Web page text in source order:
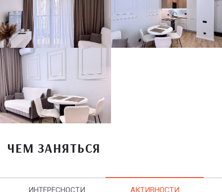
ЧЕМ ЗАНЯТЬСЯ
ИНТЕРЕСНОСТИ АКТИВНОСТИ